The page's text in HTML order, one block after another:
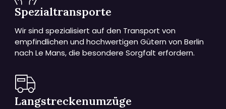
Spezialtransporte
Wir sind spezialisiert auf den Transport von
empfindlichen und hochwertigen Gütern von Berlin
nach Le Mans, die besondere Sorgfalt erfordern.
Langstreckenumzüge